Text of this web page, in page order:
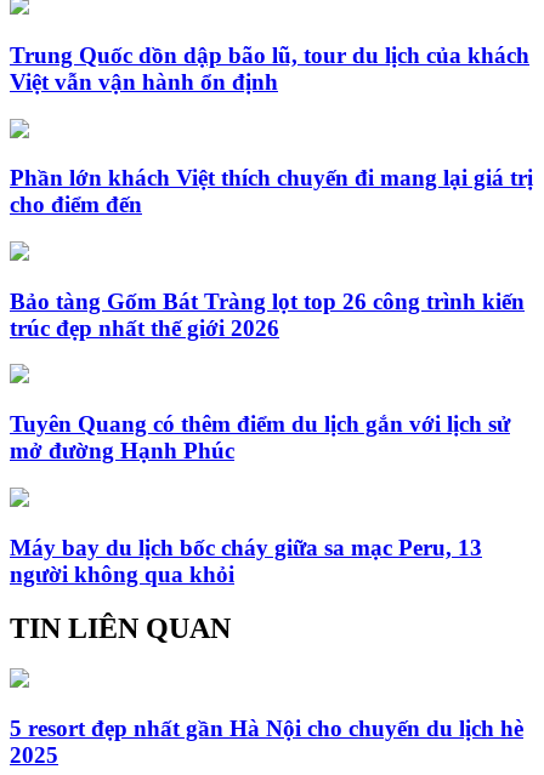
Trung Quốc dồn dập bão lũ, tour du lịch của khách
Việt vẫn vận hành ổn định
Phần lớn khách Việt thích chuyến đi mang lại giá trị
cho điểm đến
Bảo tàng Gốm Bát Tràng lọt top 26 công trình kiến
trúc đẹp nhất thế giới 2026
Tuyên Quang có thêm điểm du lịch gắn với lịch sử
mở đường Hạnh Phúc
Máy bay du lịch bốc cháy giữa sa mạc Peru, 13
người không qua khỏi
TIN LIÊN QUAN
5 resort đẹp nhất gần Hà Nội cho chuyến du lịch hè
2025